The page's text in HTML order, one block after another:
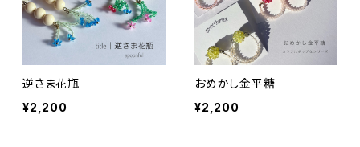
逆さま花瓶
¥2,200
おめかし金平糖
¥2,200